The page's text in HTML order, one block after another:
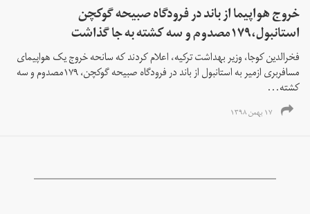
خروج هواپیما از باند در فرودگاه صبیحه گوکچن
استانبول،۱۷۹مصدوم و سه کشته به جا گذاشت
فخرالدین کوجا، وزیر بهداشت ترکیه، اعلام کردند که سانحه خروج یک هواپیمای
مسافربری ازمیر به استانبول از باند در فرودگاه صبیحه گوکچن، ۱۷۹مصدوم و سه
کشته...
۱۷ بهمن ۱۳۹۸